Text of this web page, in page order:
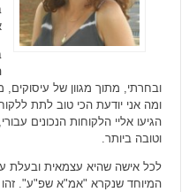
ובחרתי, מתוך מגוון של
ומה אני יודעת הכי טוב לתת
הגיעו אליי הלקוחות הנכונים
וטובה ביותר.
לכל אישה שהיא עצמאית ובעלת
המיוחד שנקרא "אמ"א שפ"ע".